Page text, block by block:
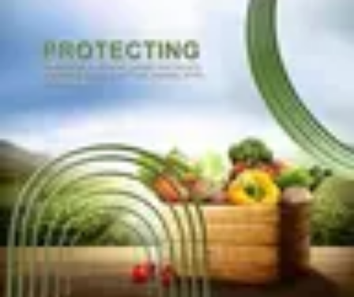
d'AchatComparatifs
Pièces Agricoles